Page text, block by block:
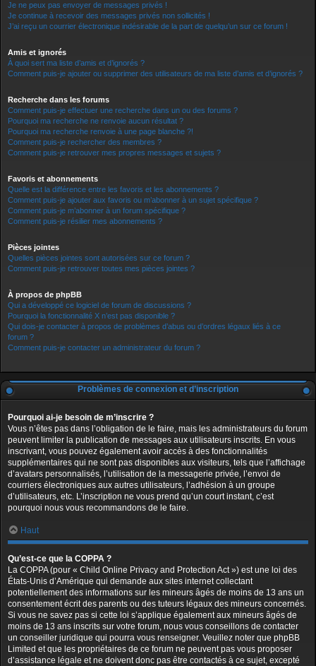
Je ne peux pas envoyer de messages privés !
Je continue à recevoir des messages privés non sollicités !
J’ai reçu un courrier électronique indésirable de la part de quelqu’un sur ce forum !
Amis et ignorés
À quoi sert ma liste d’amis et d’ignorés ?
Comment puis-je ajouter ou supprimer des utilisateurs de ma liste d’amis et d’ignorés ?
Recherche dans les forums
Comment puis-je effectuer une recherche dans un ou des forums ?
Pourquoi ma recherche ne renvoie aucun résultat ?
Pourquoi ma recherche renvoie à une page blanche ?!
Comment puis-je rechercher des membres ?
Comment puis-je retrouver mes propres messages et sujets ?
Favoris et abonnements
Quelle est la différence entre les favoris et les abonnements ?
Comment puis-je ajouter aux favoris ou m’abonner à un sujet spécifique ?
Comment puis-je m’abonner à un forum spécifique ?
Comment puis-je résilier mes abonnements ?
Pièces jointes
Quelles pièces jointes sont autorisées sur ce forum ?
Comment puis-je retrouver toutes mes pièces jointes ?
À propos de phpBB
Qui a développé ce logiciel de forum de discussions ?
Pourquoi la fonctionnalité X n’est pas disponible ?
Qui dois-je contacter à propos de problèmes d’abus ou d’ordres légaux liés à ce
forum ?
Comment puis-je contacter un administrateur du forum ?
Problèmes de connexion et d’inscription
Pourquoi ai-je besoin de m’inscrire ?
Vous n’êtes pas dans l’obligation de le faire, mais les administrateurs du forum
peuvent limiter la publication de messages aux utilisateurs inscrits. En vous
inscrivant, vous pouvez également avoir accès à des fonctionnalités
supplémentaires qui ne sont pas disponibles aux visiteurs, tels que l’affichage
d’avatars personnalisés, l’utilisation de la messagerie privée, l’envoi de
courriers électroniques aux autres utilisateurs, l’adhésion à un groupe
d’utilisateurs, etc. L’inscription ne vous prend qu’un court instant, c’est
pourquoi nous vous recommandons de le faire.
Haut
Qu’est-ce que la COPPA ?
La COPPA (pour « Child Online Privacy and Protection Act ») est une loi des
États-Unis d’Amérique qui demande aux sites internet collectant
potentiellement des informations sur les mineurs âgés de moins de 13 ans un
consentement écrit des parents ou des tuteurs légaux des mineurs concernés.
Si vous ne savez pas si cette loi s’applique également aux mineurs âgés de
moins de 13 ans inscrits sur votre forum, nous vous conseillons de contacter
un conseiller juridique qui pourra vous renseigner. Veuillez noter que phpBB
Limited et que les propriétaires de ce forum ne peuvent pas vous proposer
d’assistance légale et ne doivent donc pas être contactés à ce sujet, excepté